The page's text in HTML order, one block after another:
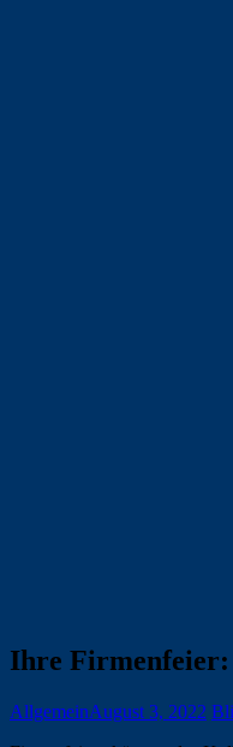
Ihre Firmenfeier:
AllgemeinAugust 3, 2022